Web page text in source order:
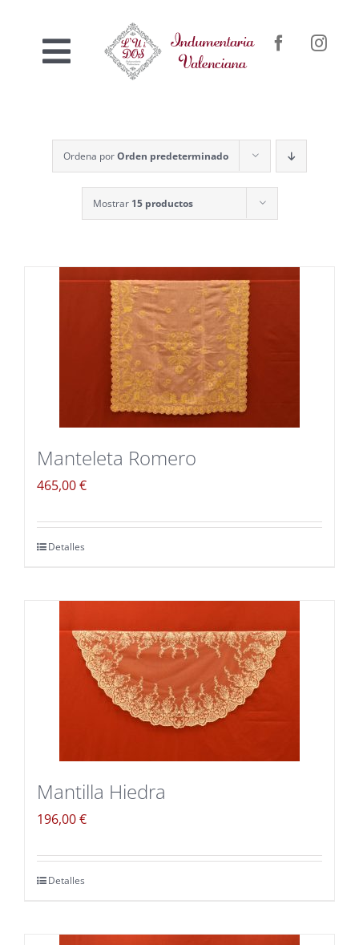
contenidoToggle
Nosotros
Venta online
Ordena porOrden predeterminado
Mostrar 15 productos
Manteleta Romero
465,00€
Detalles
Mantilla Hiedra
196,00€
Detalles